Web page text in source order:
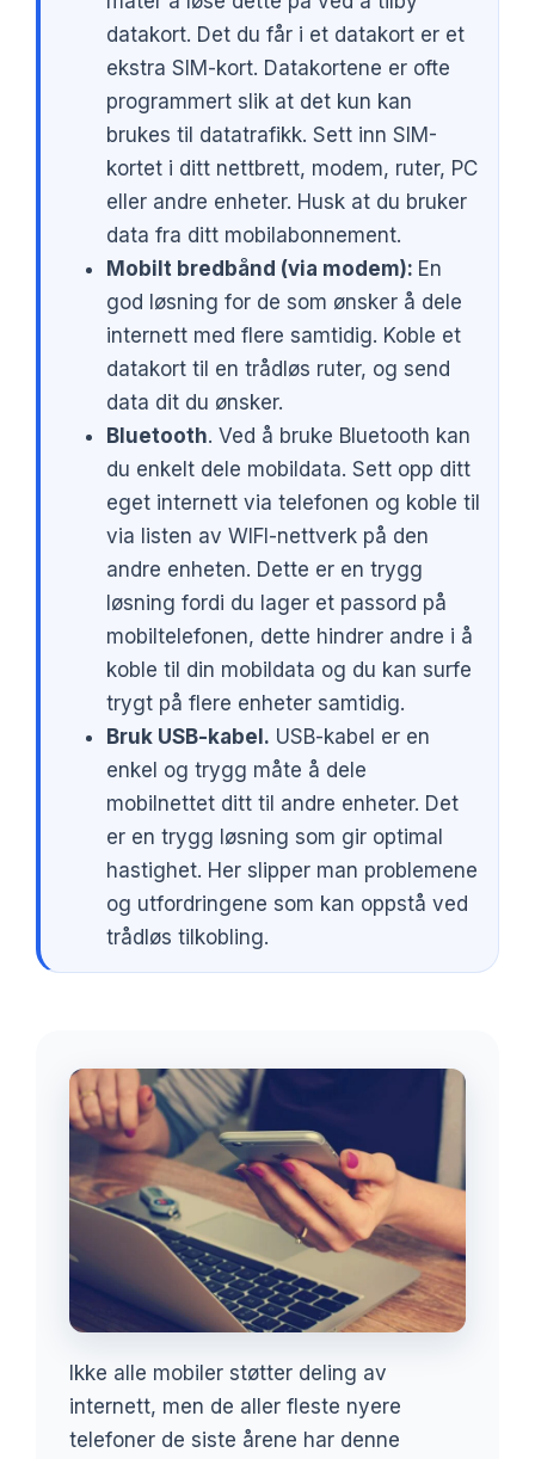
datakort. Det du får i et datakort er et
ekstra SIM-kort. Datakortene er ofte
programmert slik at det kun kan
brukes til datatrafikk. Sett inn SIM-
kortet i ditt nettbrett, modem, ruter, PC
eller andre enheter. Husk at du bruker
data fra ditt mobilabonnement.
Mobilt bredbånd (via modem): En
god løsning for de som ønsker å dele
internett med flere samtidig. Koble et
datakort til en trådløs ruter, og send
data dit du ønsker.
Bluetooth. Ved å bruke Bluetooth kan
du enkelt dele mobildata. Sett opp ditt
eget internett via telefonen og koble til
via listen av WIFI-nettverk på den
andre enheten. Dette er en trygg
løsning fordi du lager et passord på
mobiltelefonen, dette hindrer andre i å
koble til din mobildata og du kan surfe
trygt på flere enheter samtidig.
Bruk USB-kabel. USB-kabel er en
enkel og trygg måte å dele
mobilnettet ditt til andre enheter. Det
er en trygg løsning som gir optimal
hastighet. Her slipper man problemene
og utfordringene som kan oppstå ved
trådløs tilkobling.
Ikke alle mobiler støtter deling av
internett, men de aller fleste nyere
telefoner de siste årene har denne